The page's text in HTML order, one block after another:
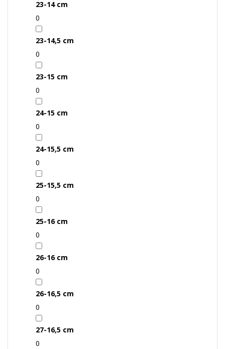
23-14 cm
0
23-14,5 cm
0
23-15 cm
0
24-15 cm
0
24-15,5 cm
0
25-15,5 cm
0
25-16 cm
0
26-16 cm
0
26-16,5 cm
0
27-16,5 cm
0